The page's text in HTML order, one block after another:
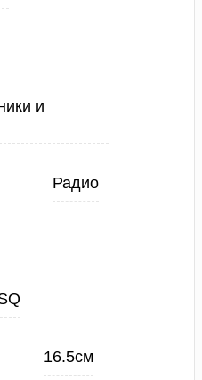
и
Радио
16.5см